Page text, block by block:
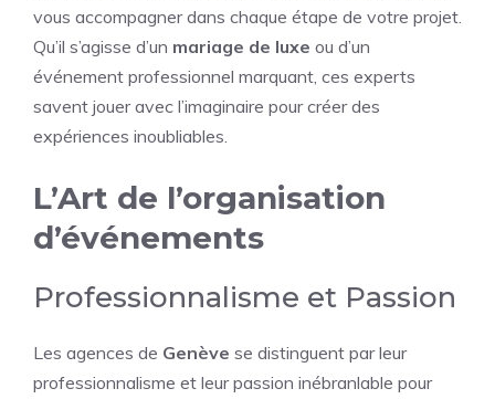
vous accompagner dans chaque étape de votre projet.
Qu’il s’agisse d’un mariage de luxe ou d’un
événement professionnel marquant, ces experts
savent jouer avec l’imaginaire pour créer des
expériences inoubliables.
L’Art de l’organisation
d’événements
Professionnalisme et Passion
Les agences de Genève se distinguent par leur
professionnalisme et leur passion inébranlable pour